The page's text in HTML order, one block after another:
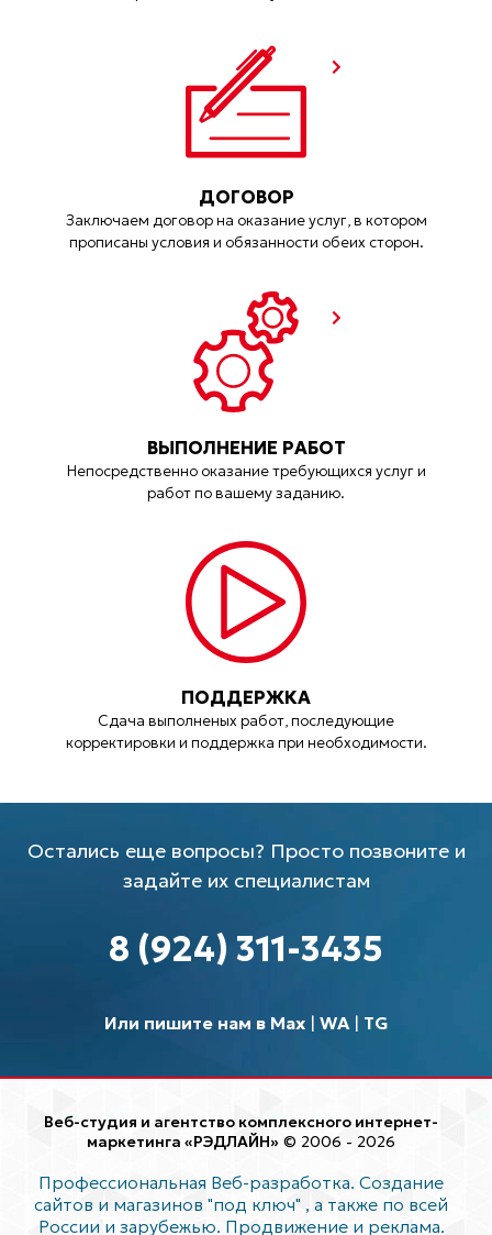
ДОГОВОР
Заключаем договор на оказание услуг, в котором
прописаны условия и обязанности обеих сторон.
ВЫПОЛНЕНИЕ РАБОТ
Непосредственно оказание требующихся услуг и
работ по вашему заданию.
ПОДДЕРЖКА
Сдача выполненых работ, последующие
корректировки и поддержка при необходимости.
Остались еще вопросы? Просто позвоните и
задайте их специалистам
8 (924) 311-3435
Или пишите нам в Max| WA| TG
Веб-студия и агентство комплексного интернет-
маркетинга «РЭДЛАЙН» © 2006 - 2026
Профессиональная Веб-разработка. Создание
сайтов и магазинов "под ключ" , а также по всей
России и зарубежью. Продвижение и реклама.